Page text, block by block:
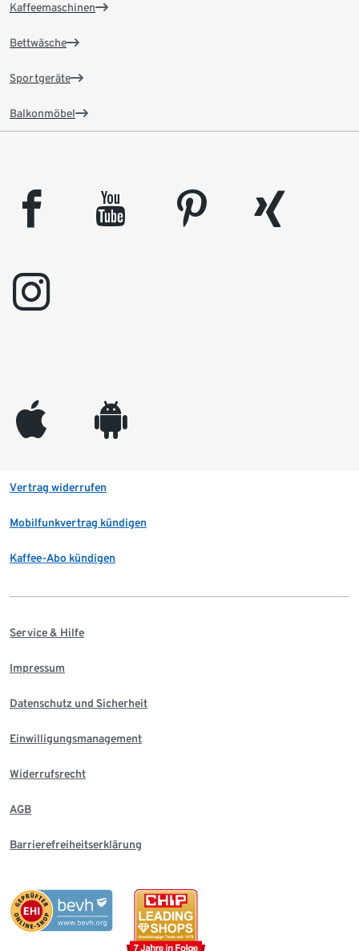
Kaffeemaschinen
Bettwäsche
Sportgeräte
Balkonmöbel
facebook youtube pinterest
xing
instagram
appleinc android
Vertrag widerrufen
Mobilfunkvertrag kündigen
Kaffee-Abo kündigen
Service & Hilfe
Impressum
Datenschutz und Sicherheit
Einwilligungsmanagement
Widerrufsrecht
AGB
Barrierefreiheitserklärung